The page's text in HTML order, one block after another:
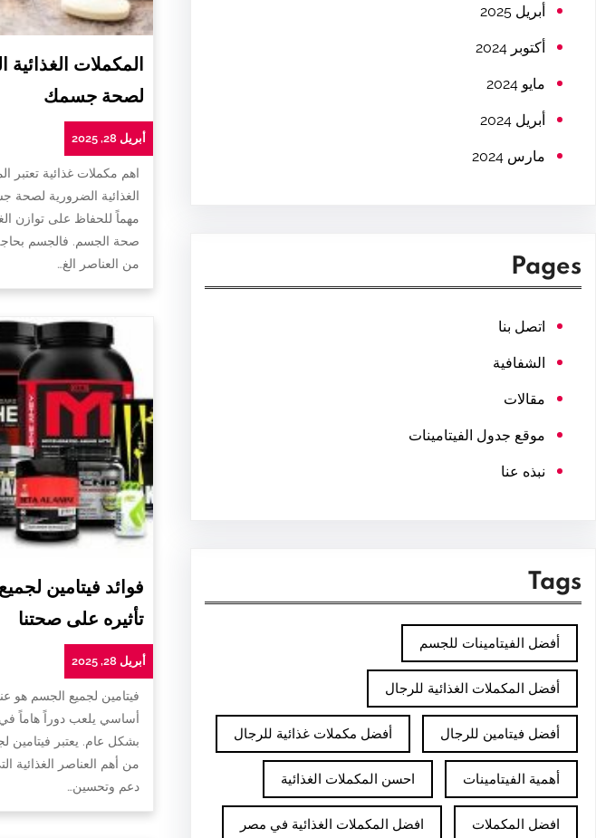
أبريل 2025
أكتوبر 2024
مايو 2024
أبريل 2024
مارس 2024
Pages
اتصل بنا
الشفافية
مقالات
موقع جدول الفيتامينات
نبذه عنا
Tags
أفضل الفيتامينات للجسم
أفضل المكملات الغذائية للرجال
أفضل فيتامين للرجال أفضل مكملات غذائية للرجال
أهمية الفيتامينات احسن المكملات الغذائية
افضل المكملات افضل المكملات الغذائية في مصر
المكملات الغذائية
لصحة جسمك
أبريل 28, 2025
اهم مكملات غذائية تعتبر
الغذائية الضرورية لصحة
مهماً للحفاظ على توازن
صحة الجسم. فالجسم بحاجة
من العناصر الغ…
فوائد فيتامين
تأثيره على صحتنا
أبريل 28, 2025
فيتامين لجميع الجسم هو
أساسي يلعب دوراً هاماً
بشكل عام. يعتبر فيتامين
من أهم العناصر الغذائية
دعم وتحسين…